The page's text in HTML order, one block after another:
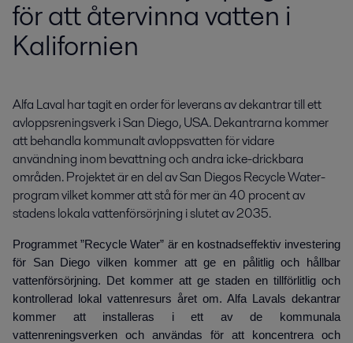
för att återvinna vatten i
Kalifornien
Alfa Laval har tagit en order för leverans av dekantrar till ett
avloppsreningsverk i San Diego, USA. Dekantrarna kommer
att behandla kommunalt avloppsvatten för vidare
användning inom bevattning och andra icke-drickbara
områden. Projektet är en del av San Diegos Recycle Water-
program vilket kommer att stå för mer än 40 procent av
stadens lokala vattenförsörjning i slutet av 2035.
Programmet ”Recycle Water” är en kostnadseffektiv investering
för San Diego vilken kommer att ge en pålitlig och hållbar
vattenförsörjning. Det kommer att ge staden en tillförlitlig och
kontrollerad lokal vattenresurs året om. Alfa Lavals dekantrar
kommer att installeras i ett av de kommunala
vattenreningsverken och användas för att koncentrera och